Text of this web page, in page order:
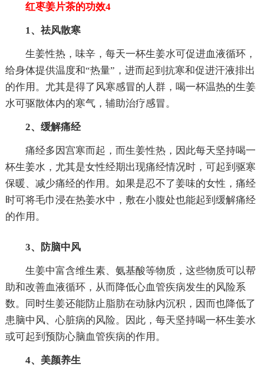
红枣姜片茶的功效4
1、祛风散寒
生姜性热，味辛，每天一杯生姜水可促进血液循环，
给身体提供温度和“热量”，进而起到抗寒和促进汗液排出
的作用。尤其是得了风寒感冒的人群，喝一杯温热的生姜
水可驱散体内的寒气，辅助治疗感冒。
2、缓解痛经
痛经多因宫寒而起，而生姜性热，因此每天坚持喝一
杯生姜水，尤其是女性经期出现痛经情况时，可起到驱寒
保暖、减少痛经的作用。如果是忍不了姜味的女性，痛经
时可将毛巾浸在热姜水中，敷在小腹处也能起到缓解痛经
的作用。
3、防脑中风
生姜中富含维生素、氨基酸等物质，这些物质可以帮
助和改善血液循环，从而降低心血管疾病发生的风险系
数。同时生姜还能防止脂肪在动脉内沉积，因而也降低了
患脑中风、心脏病的风险。因此，每天坚持喝一杯生姜水
或可起到预防心脑血管疾病的作用。
4、美颜养生